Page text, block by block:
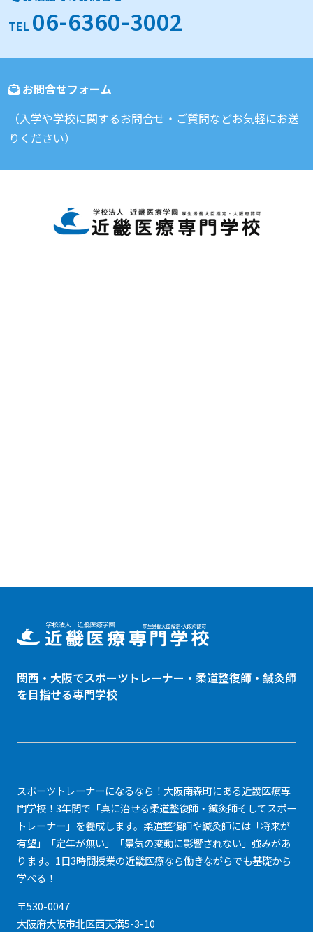
TEL 06-6360-3002
お問合せフォーム
（入学や学校に関するお問合せ・ご質問などお気軽にお送
りください）
関西・大阪でスポーツトレーナー・ 柔道整復師 ・鍼灸師
を目指せる専門学校
スポーツトレーナーになるなら！大阪南森町にある近畿医療専
門学校！3年間で「真に治せる柔道整復師・鍼灸師そしてスポー
トレーナー」を養成します。柔道整復師や鍼灸師には「将来が
有望」「定年が無い」「景気の変動に影響されない」強みがあ
ります。1日3時間授業の近畿医療なら働きながらでも基礎から
学べる！
〒530-0047
大阪府大阪市北区西天満5-3-10